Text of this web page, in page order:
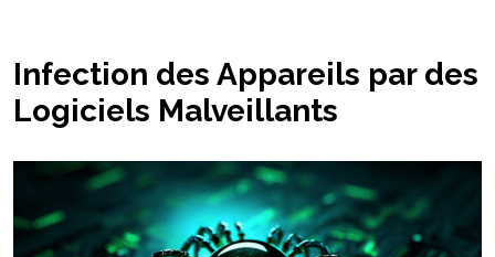
Infection des Appareils par des
Logiciels Malveillants